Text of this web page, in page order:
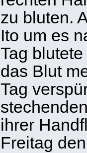
zu bluten.
Ito um es
Tag
das Blut
Tag
ihrer
Freitag